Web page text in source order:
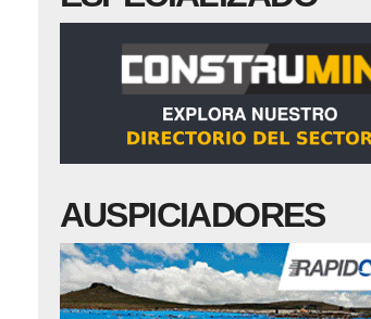
AUSPICIADORES